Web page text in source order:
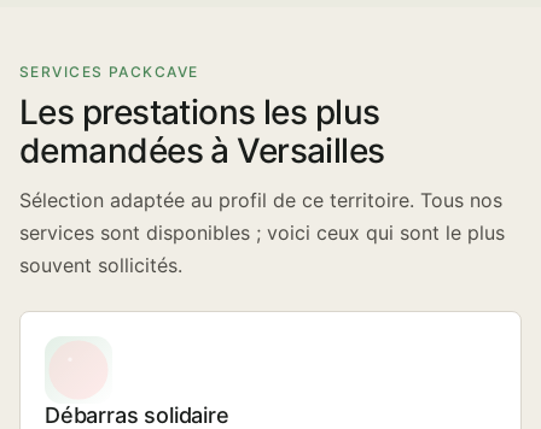
SERVICES PACKCAVE
Les prestations les plus
demandées à Versailles
Sélection adaptée au profil de ce territoire. Tous nos
services sont disponibles ; voici ceux qui sont le plus
souvent sollicités.
Débarras solidaire